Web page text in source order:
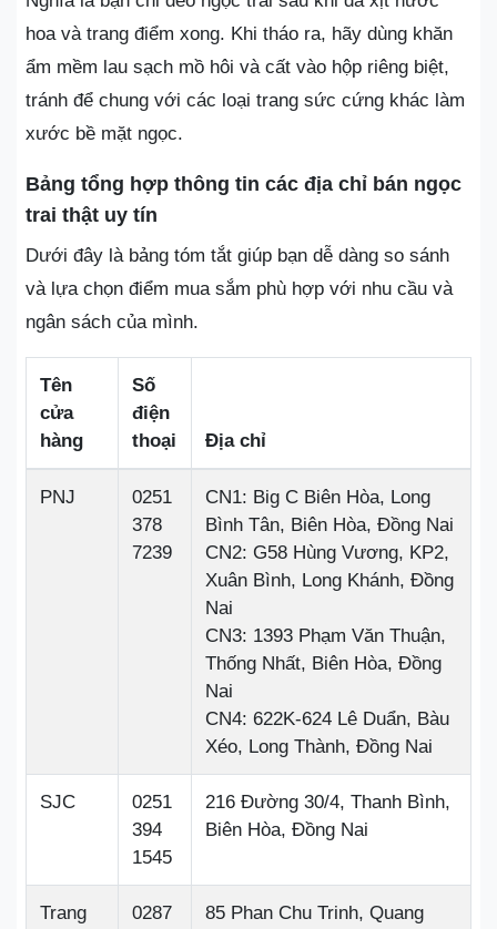
hoa và trang điểm xong. Khi tháo ra, hãy dùng khăn
ẩm mềm lau sạch mồ hôi và cất vào hộp riêng biệt,
tránh để chung với các loại trang sức cứng khác làm
xước bề mặt ngọc.
Bảng tổng hợp thông tin các địa chỉ bán ngọc
trai thật uy tín
Dưới đây là bảng tóm tắt giúp bạn dễ dàng so sánh
và lựa chọn điểm mua sắm phù hợp với nhu cầu và
ngân sách của mình.
Tên
cửa
hàng
Số
điện
thoại
Địa chỉ
PNJ
0251
378
7239
CN1: Big C Biên Hòa, Long
Bình Tân, Biên Hòa, Đồng Nai
CN2: G58 Hùng Vương, KP2,
Xuân Bình, Long Khánh, Đồng
Nai
CN3: 1393 Phạm Văn Thuận,
Thống Nhất, Biên Hòa, Đồng
Nai
CN4: 622K-624 Lê Duẩn, Bàu
Xéo, Long Thành, Đồng Nai
SJC
0251
394
1545
216 Đường 30/4, Thanh Bình,
Biên Hòa, Đồng Nai
Trang
0287
85 Phan Chu Trinh, Quang